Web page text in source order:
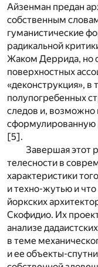
Айзенман предан
собственным
гуманистические
радикальной
Жаком Деррида, но
поверхностных
«деконструкция», в
полупогребенных
следов и, возможно
сформулированную
[5].
Завершая этот
телесности в
характеристики
и техно-жутью и
йоркских
Скофидио. Их
анализе
в теме
и ее объекты-